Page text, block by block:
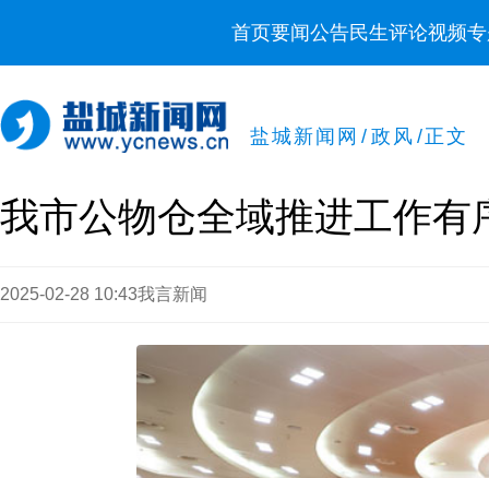
首页要闻公告民生评论视频
盐城新闻网 / 政风 /正文
我市公物仓全域推进工作有
2025-02-28 10:43我言新闻